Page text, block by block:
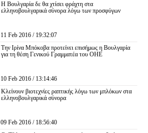
Η Βουλγαρία δε θα χτίσει φράχτη στα
ελληνοβουλγαρικά σύνορα λόγω των προσφύγων
11 Feb 2016 / 19:32:07
Την Ιρίνα Μπόκοβα προτείνει επισήμως η Βουλγαρία
για τη θέση Γενικού Γραμματέα του ΟΗΕ
10 Feb 2016 / 13:14:46
Κλείνουν βιοτεχνίες ραπτικής λόγω των μπλόκων στα
ελληνοβουλγαρικά σύνορα
09 Feb 2016 / 18:56:40